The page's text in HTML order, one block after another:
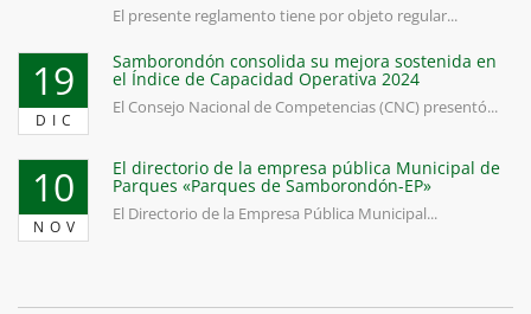
El presente reglamento tiene por objeto regular...
19
DIC
Samborondón consolida su mejora sostenida en
el Índice de Capacidad Operativa 2024
El Consejo Nacional de Competencias (CNC) presentó...
10
NOV
El directorio de la empresa pública Municipal de
Parques «Parques de Samborondón-EP»
El Directorio de la Empresa Pública Municipal...